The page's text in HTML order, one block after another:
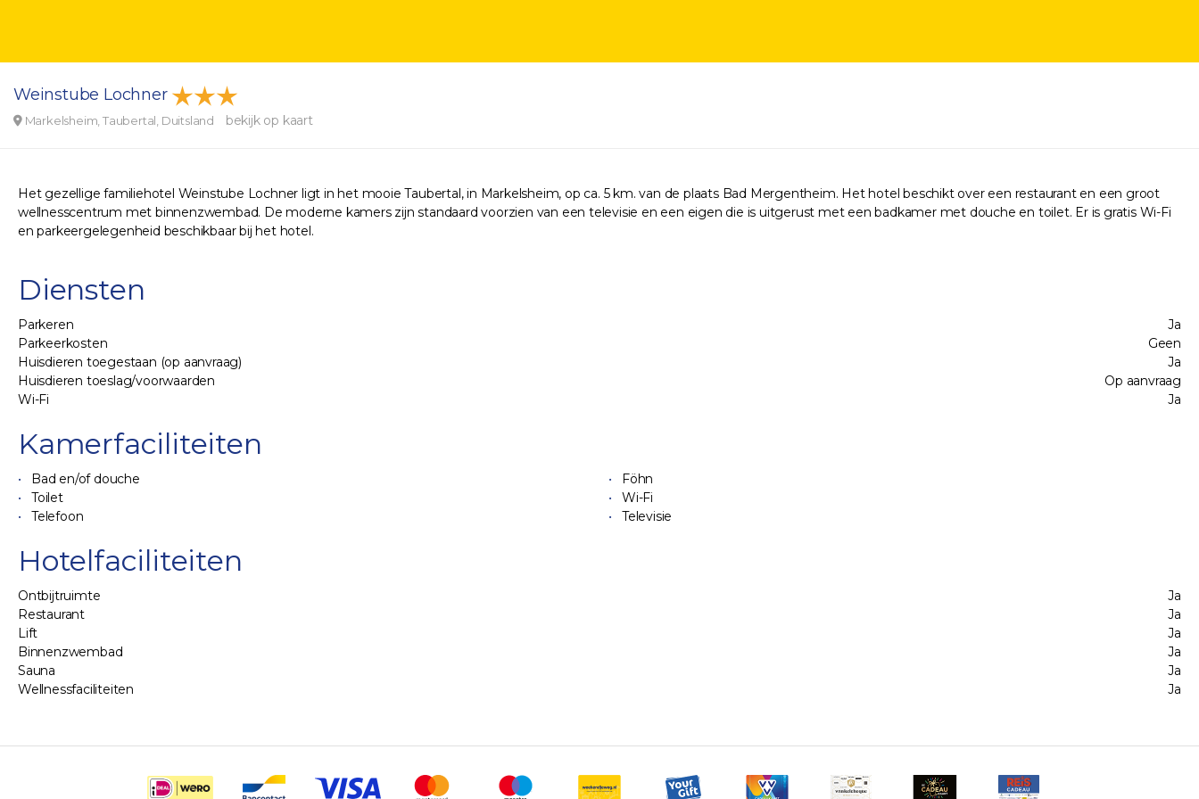
Weinstube Lochner
Markelsheim, Taubertal, Duitsland bekijk op kaart
Het gezellige familiehotel Weinstube Lochner ligt in het mooie Taubertal, in Markelsheim, op ca. 5 km. van de plaats Bad Mergentheim. Het hotel beschikt over een restaurant en een groot
wellnesscentrum met binnenzwembad. De moderne kamers zijn standaard voorzien van een televisie en een eigen die is uitgerust met een badkamer met douche en toilet. Er is gratis Wi-Fi
en parkeergelegenheid beschikbaar bij het hotel.
Diensten
Parkeren
Ja
Parkeerkosten
Geen
Huisdieren toegestaan (op aanvraag)
Ja
Huisdieren toeslag/voorwaarden
Op aanvraag
Wi-Fi
Ja
Kamerfaciliteiten
Bad en/of douche
Föhn
Toilet
Wi-Fi
Telefoon
Televisie
Hotelfaciliteiten
Ontbijtruimte
Ja
Restaurant
Ja
Lift
Ja
Binnenzwembad
Ja
Sauna
Ja
Wellnessfaciliteiten
Ja